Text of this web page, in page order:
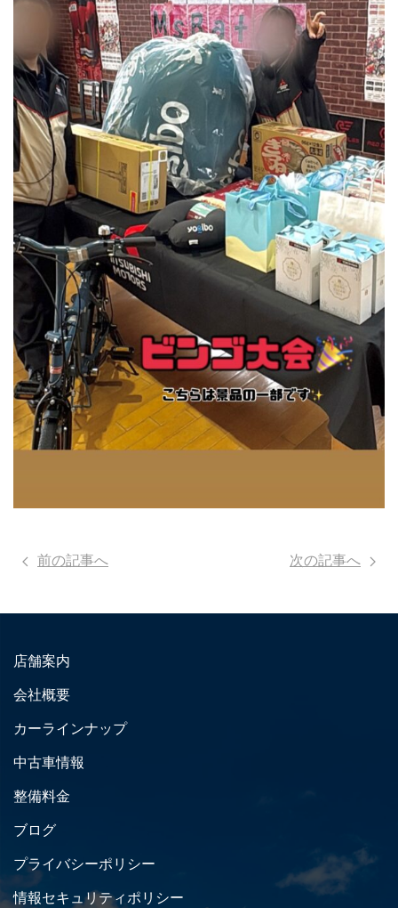
前の記事へ 次の記事へ
店舗案内
会社概要
カーラインナップ
中古車情報
整備料金
ブログ
プライバシーポリシー
情報セキュリティポリシー